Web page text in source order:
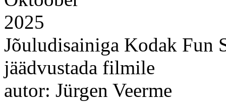
2025
Jõuludisainiga Kodak Fun
jäädvustada filmile
autor: Jürgen Veerme